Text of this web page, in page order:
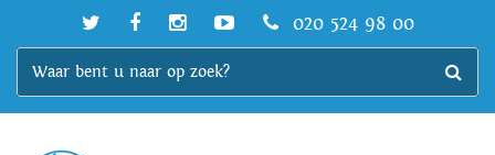
020 524 98 00